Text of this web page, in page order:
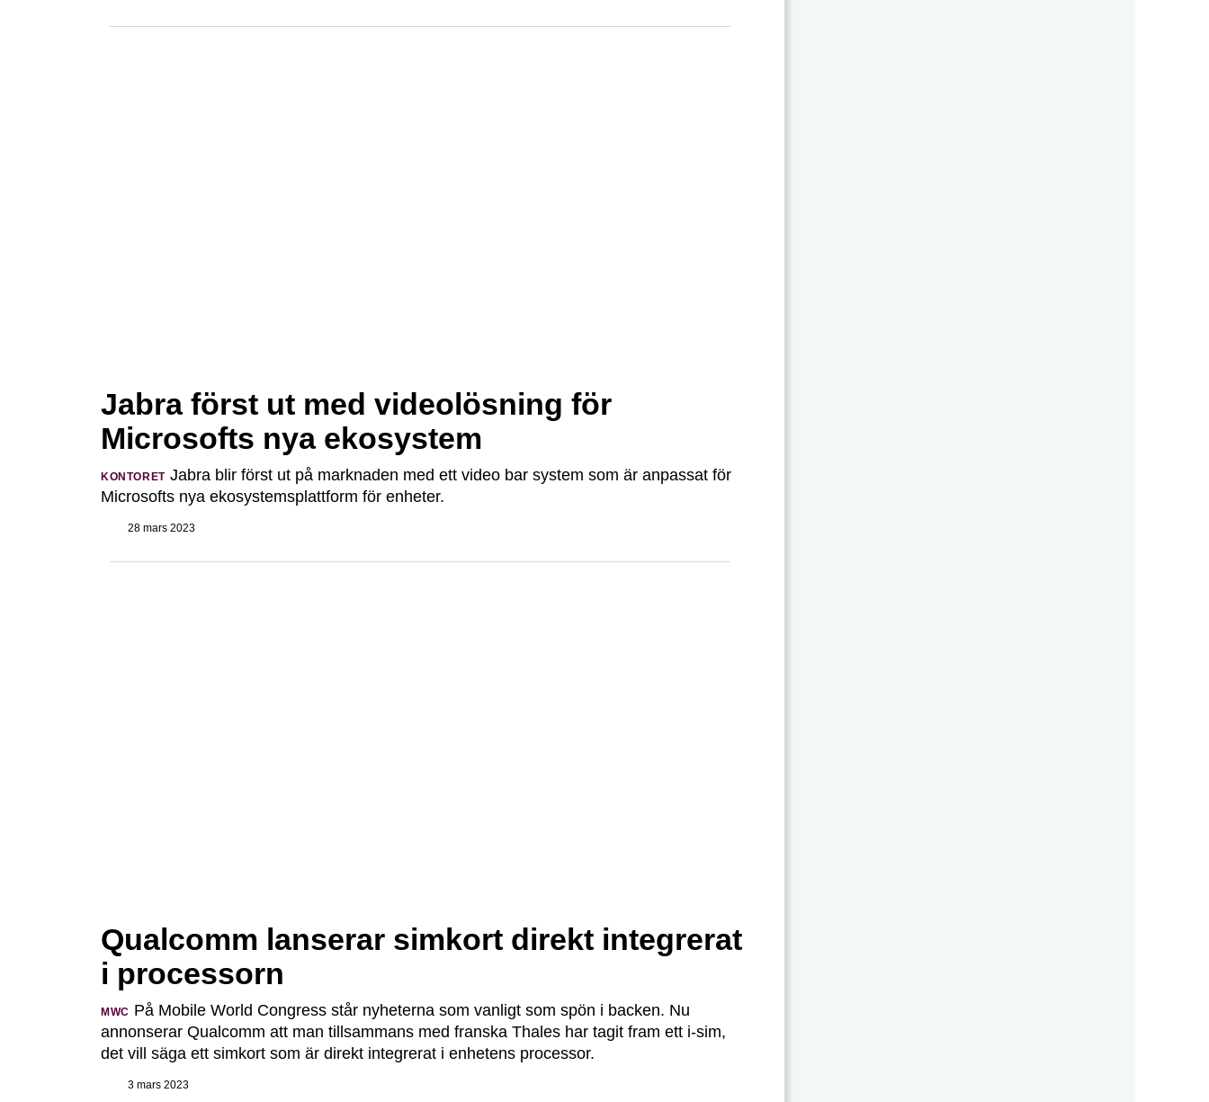
Jabra först ut med videolösning för
Microsofts nya ekosystem
KONTORETJabra blir först ut på marknaden med ett video bar system som är anpassat för
Microsofts nya ekosystemsplattform för enheter.
28 mars 2023
Qualcomm lanserar simkort direkt integrerat
i processorn
MWC På Mobile World Congress står nyheterna som vanligt som spön i backen. Nu
annonserar Qualcomm att man tillsammans med franska Thales har tagit fram ett i-sim,
det vill säga ett simkort som är direkt integrerat i enhetens processor.
3 mars 2023